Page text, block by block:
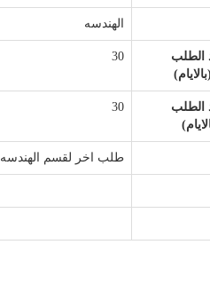
الهندسه
الطلب
30
الطلب
30
طلب اخر لقسم الهندسه